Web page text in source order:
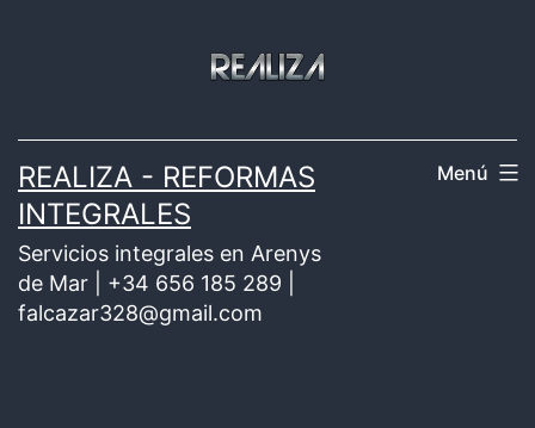
REALIZA - REFORMAS
INTEGRALES
Servicios integrales en Arenys
de Mar | +34 656 185 289 |
falcazar328@gmail.com
Menú